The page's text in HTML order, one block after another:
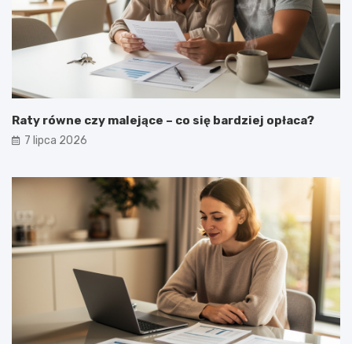
Raty równe czy malejące – co się bardziej opłaca?
7 lipca 2026